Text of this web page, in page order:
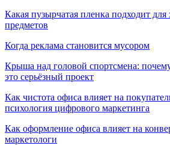
Какая пузырчатая пленка подходит
предметов
Когда реклама становится мусором
Крыша над головой спортсмена:
это серьёзный проект
Как чистота офиса влияет на
психология цифрового маркетинга
Как оформление офиса влияет на
маркетологи